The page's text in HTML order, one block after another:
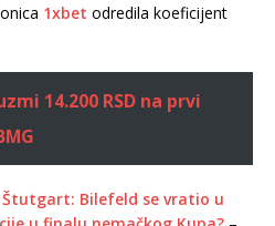
1xbet odredila koeficijent
14.200 RSD na prvi
Štutgart: Bilefeld se vratio u